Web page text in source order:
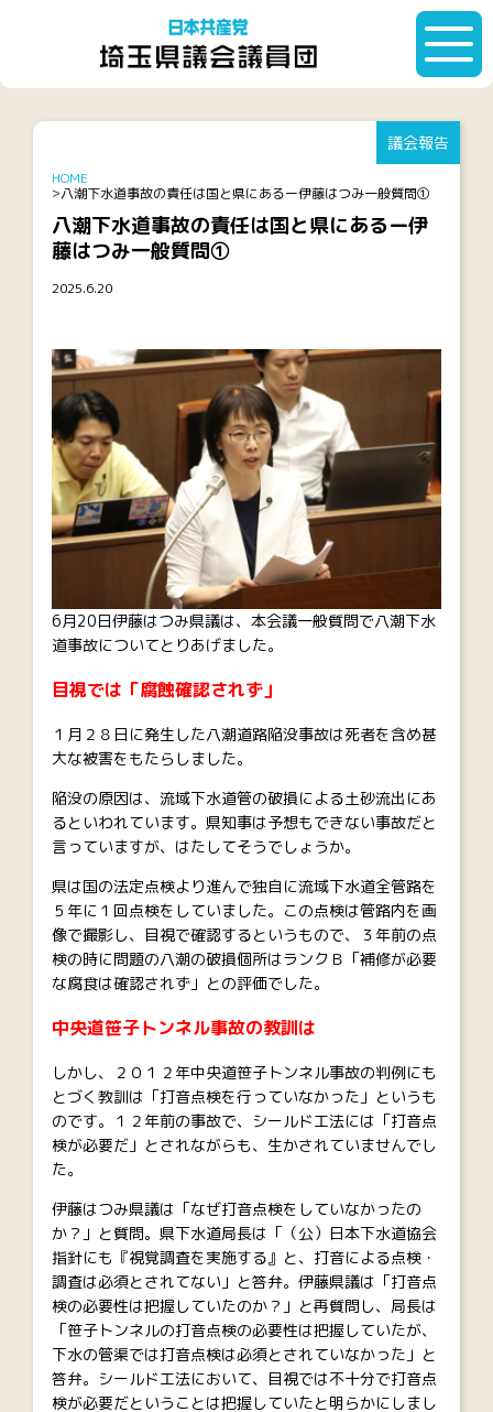
HOME
八潮下水道事故の責任は国と県にあるー伊藤はつみ一般質問①
八潮下水道事故の責任は国と県にあるー伊
藤はつみ一般質問①
2025.6.20
議会報告
6月20日伊藤はつみ県議は、本会議一般質問で八潮下水
道事故についてとりあげました。
目視では「腐蝕確認されず」
１月２８日に発生した八潮道路陥没事故は死者を含め甚
大な被害をもたらしました。
陥没の原因は、流域下水道管の破損による土砂流出にあ
るといわれています。県知事は予想もできない事故だと
言っていますが、はたしてそうでしょうか。
県は国の法定点検より進んで独自に流域下水道全管路を
５年に１回点検をしていました。この点検は管路内を画
像で撮影し、目視で確認するというもので、３年前の点
検の時に問題の八潮の破損個所はランクＢ「補修が必要
な腐食は確認されず」との評価でした。
中央道笹子トンネル事故の教訓は
しかし、２０１２年中央道笹子トンネル事故の判例にも
とづく教訓は「打音点検を行っていなかった」というも
のです。１２年前の事故で、シールド工法には「打音点
検が必要だ」とされながらも、生かされていませんでし
た。
伊藤はつみ県議は「なぜ打音点検をしていなかったの
か？」と質問。県下水道局長は「（公）日本下水道協会
指針にも『視覚調査を実施する』と、打音による点検・
調査は必須とされてない」と答弁。伊藤県議は「打音点
検の必要性は把握していたのか？」と再質問し、局長は
「笹子トンネルの打音点検の必要性は把握していたが、
下水の管渠では打音点検は必須とされていなかった」と
答弁。シールド工法において、目視では不十分で打音点
検が必要だということは把握していたと明らかにしまし